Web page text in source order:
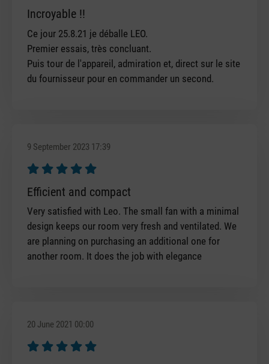
Review with rating of 5 out of 5 stars
Incroyable !!
Ce jour 25.8.21 je déballe LEO.
Premier essais, très concluant.
Puis tour de l'appareil, admiration et, direct sur le site
du fournisseur pour en commander un second.
9 September 2023 17:39
Review with rating of 5 out of 5 stars
Efficient and compact
Very satisfied with Leo. The small fan with a minimal
design keeps our room very fresh and ventilated. We
are planning on purchasing an additional one for
another room. It does the job with elegance
20 June 2021 00:00